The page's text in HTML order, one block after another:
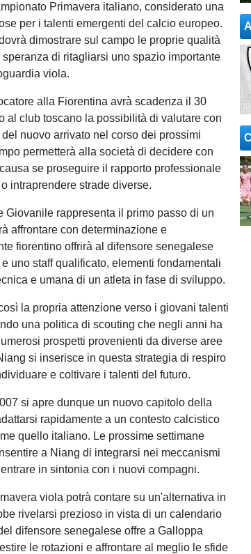
Primavera italiano, considerato una
per i talenti emergenti del calcio europeo.
dimostrare sul campo le proprie qualità
di ritagliarsi uno spazio importante
viola.
alla Fiorentina avrà scadenza il 30
al club toscano la possibilità di valutare con
nuovo arrivato nel corso dei prossimi
permetterà alla società di decidere con
se proseguire il rapporto professionale
intraprendere strade diverse.
Giovanile rappresenta il primo passo di un
affrontare con determinazione e
fiorentino offrirà al difensore senegalese
uno staff qualificato, elementi fondamentali
e umana di un atleta in fase di sviluppo.
la propria attenzione verso i giovani talenti
una politica di scouting che negli anni ha
prospetti provenienti da diverse aree
si inserisce in questa strategia di respiro
e coltivare i talenti del futuro.
si apre dunque un nuovo capitolo della
rapidamente a un contesto calcistico
quello italiano. Le prossime settimane
a Niang di integrarsi nei meccanismi
in sintonia con i nuovi compagni.
viola potrà contare su un'alternativa in
rivelarsi prezioso in vista di un calendario
difensore senegalese offre a Galloppa
le rotazioni e affrontare al meglio le sfide